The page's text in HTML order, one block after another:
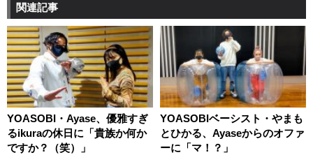
関連記事
YOASOBI・Ayase、優雅すぎ
るikuraの休日に「貴族か何か
ですか？（笑）」
YOASOBIベーシスト・やまも
とひかる、Ayaseからのオファ
ーに「マ！？」